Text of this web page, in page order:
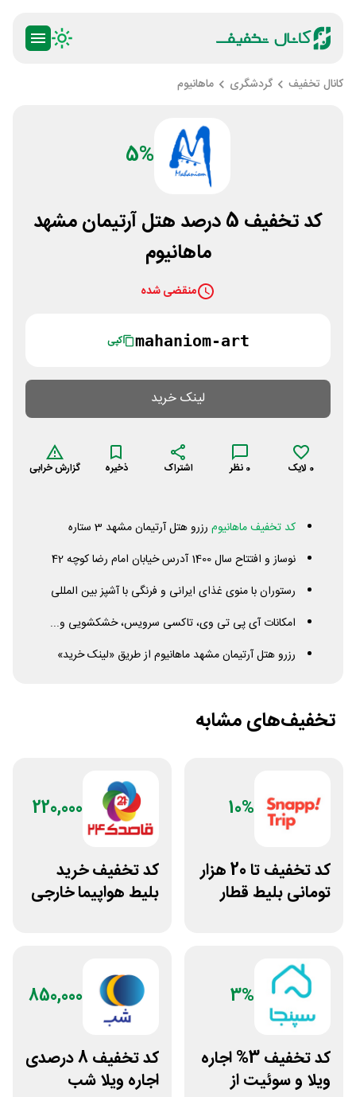
کانال تخفیف گردشگری ماهانیوم
5%
کد تخفیف 5 درصد هتل آرتیمان مشهد
ماهانیوم
منقضی شده
mahaniom-art کپی
لینک خرید
0 لایک 0 نظر اشتراک ذخیره گزارش خرابی
کد تخفیف ماهانیوم رزرو هتل آرتیمان مشهد 3 ستاره
نوساز و افتتاح سال 1400 آدرس خیابان امام رضا کوچه 42
رستوران با منوی غذای ایرانی و فرنگی با آشپز بین المللی
امکانات آی پی تی وی، تاکسی سرویس، خشکشویی و...
رزرو هتل آرتیمان مشهد ماهانیوم از طریق «لینک خرید»
تخفیف‌های مشابه
10%
کد تخفیف تا 20 هزار
تومانی بلیط قطار
220,000
کد تخفیف خرید
بلیط هواپیما خارجی
3%
کد تخفیف 3% اجاره
ویلا و سوئیت از
850,000
کد تخفیف 8 درصدی
اجاره ویلا شب